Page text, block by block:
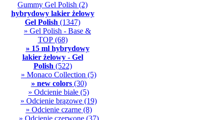
Gummy Gel Polish (2)
hybrydowy lakier żelowy
Gel Polish (1347)
» Gel Polish - Base &
TOP(68)
» 15 ml hybrydowy
lakier żelowy - Gel
Polish (522)
» Monaco Collection (5)
» new colors(30)
» Odcienie białe (5)
» Odcienie brązowe (19)
» Odcienie czarne(8)
» Odcienie czerwone(37)